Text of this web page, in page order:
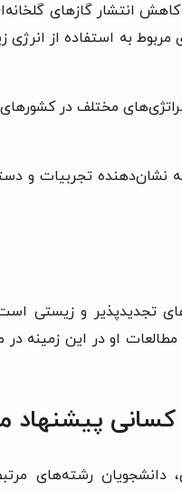
کاهش انتشار گازهای
به استفاده از انرژی
مختلف در کشورهای
تجربیات و
تجدیدپذیر و زیستی
او در این زمینه
پیشنهاد
دانشجویان رشته‌های